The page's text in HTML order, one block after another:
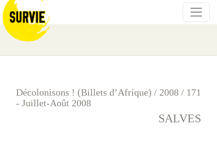
Décolonisons ! (Billets d’Afrique) / 2008 / 171
- Juillet-Août 2008
SALVES